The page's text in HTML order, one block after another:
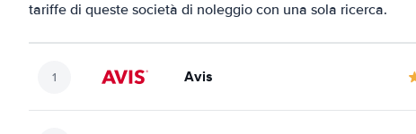
tariffe di queste società di noleggio con una sola ricerca.
Avis